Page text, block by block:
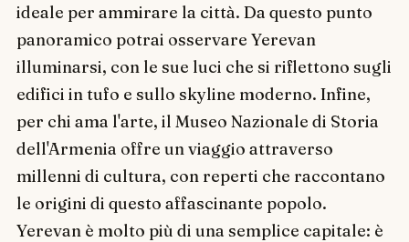
ideale per ammirare la città. Da questo punto
panoramico potrai osservare Yerevan
illuminarsi, con le sue luci che si riflettono sugli
edifici in tufo e sullo skyline moderno. Infine,
per chi ama l'arte, il Museo Nazionale di Storia
dell'Armenia offre un viaggio attraverso
millenni di cultura, con reperti che raccontano
le origini di questo affascinante popolo.
Yerevan è molto più di una semplice capitale: è